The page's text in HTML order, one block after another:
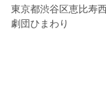
東京都渋谷区恵比寿
劇団ひまわり